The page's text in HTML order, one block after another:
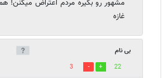
مشهور رو بگیره مردم اعتراض میکنن!
غازه
بی نام
22
3